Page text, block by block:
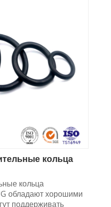
кольца
кольца
обладают хорошими
поддерживать